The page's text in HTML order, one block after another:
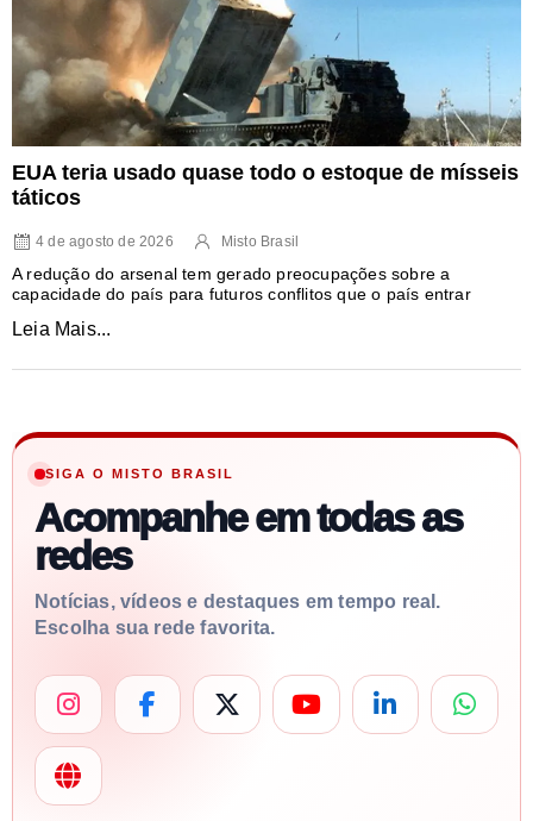
EUA teria usado quase todo o estoque de mísseis
táticos
4 de agosto de 2026 Misto Brasil
A redução do arsenal tem gerado preocupações sobre a
capacidade do país para futuros conflitos que o país entrar
Leia Mais...
SIGA O MISTO BRASIL
Acompanhe em todas as
redes
Notícias, vídeos e destaques em tempo real.
Escolha sua rede favorita.